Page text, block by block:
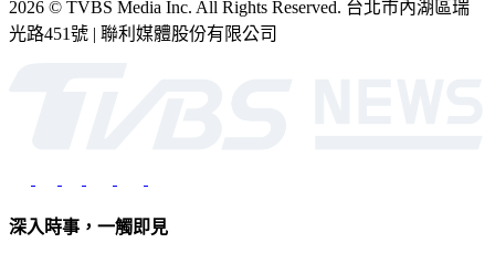
2026 © TVBS Media Inc. All Rights Reserved. 台北市內湖區瑞
光路451號 | 聯利媒體股份有限公司
深入時事，一觸即見